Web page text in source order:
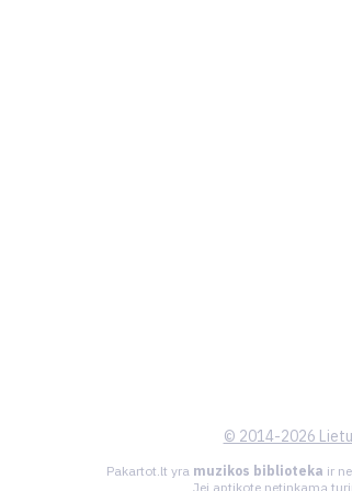
© 2014-2026
Pakartot.lt yra muzikos biblioteka ir
Jei aptikote netinkamą